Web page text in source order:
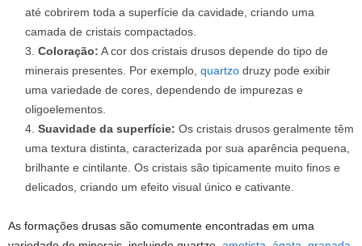
até cobrirem toda a superfície da cavidade, criando uma
camada de cristais compactados.
Coloração: A cor dos cristais drusos depende do tipo de
minerais presentes. Por exemplo, quartzo druzy pode exibir
uma variedade de cores, dependendo de impurezas e
oligoelementos.
Suavidade da superfície: Os cristais drusos geralmente têm
uma textura distinta, caracterizada por sua aparência pequena,
brilhante e cintilante. Os cristais são tipicamente muito finos e
delicados, criando um efeito visual único e cativante.
As formações drusas são comumente encontradas em uma